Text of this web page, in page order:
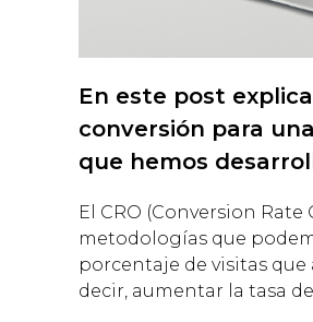
En este post
conversión para
que hemos
El CRO (Conversion
metodologías que
porcentaje de visitas
decir, aumentar la tasa